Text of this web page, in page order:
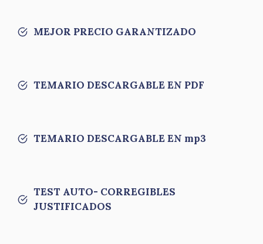
MEJOR PRECIO GARANTIZADO
TEMARIO DESCARGABLE EN PDF
TEMARIO DESCARGABLE EN mp3
TEST AUTO- CORREGIBLES
JUSTIFICADOS